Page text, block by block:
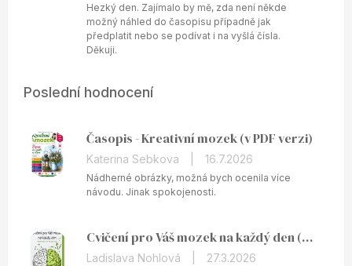
Hezký den. Zajímalo by mě, zda není někde
možný náhled do časopisu případně jak
předplatit nebo se podívat i na vyšlá čísla.
Děkuji.
Poslední hodnocení
Časopis - Kreativní mozek (v PDF verzi)
Hodnocení
produktu
je
5
hvězdiček.
Katerina Sebkova 16.7.2026
Nádherné obrázky, možná bych ocenila více
návodu. Jinak spokojenosti.
Cvičení pro Váš mozek na každý den (v PDF)
Hodnocení
Ladislava Nohlová 27.3.2026